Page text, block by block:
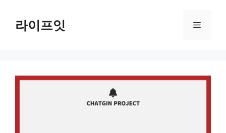
content라이프잇 Menu